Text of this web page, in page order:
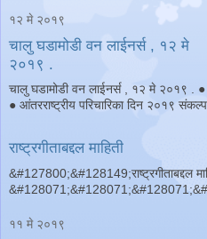
१२ मे २०१९
चालु घडामोडी वन लाईनर्स , १२ मे
२०१९ .
चालु घडामोडी वन लाईनर्स , १२ मे २०१९ . ●
● आंतरराष्ट्रीय परिचारिका दिन २०१९
राष्ट्रगीताबद्दल माहिती
&#127800;&#128149;राष्ट्रगीताबद्दल
११ मे २०१९